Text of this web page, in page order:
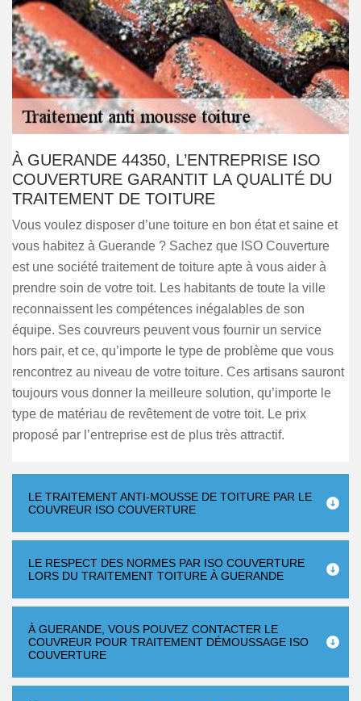
À GUERANDE 44350, L’ENTREPRISE ISO
COUVERTURE GARANTIT LA QUALITÉ DU
TRAITEMENT DE TOITURE
Vous voulez disposer d’une toiture en bon état et saine et
vous habitez à Guerande ? Sachez que ISO Couverture
est une société traitement de toiture apte à vous aider à
prendre soin de votre toit. Les habitants de toute la ville
reconnaissent les compétences inégalables de son
équipe. Ses couvreurs peuvent vous fournir un service
hors pair, et ce, qu’importe le type de problème que vous
rencontrez au niveau de votre toiture. Ces artisans sauront
toujours vous donner la meilleure solution, qu’importe le
type de matériau de revêtement de votre toit. Le prix
proposé par l’entreprise est de plus très attractif.
LE TRAITEMENT ANTI-MOUSSE DE TOITURE PAR LE
COUVREUR ISO COUVERTURE
LE RESPECT DES NORMES PAR ISO COUVERTURE
LORS DU TRAITEMENT TOITURE À GUERANDE
À GUERANDE, VOUS POUVEZ CONTACTER LE
COUVREUR POUR TRAITEMENT DÉMOUSSAGE ISO
COUVERTURE